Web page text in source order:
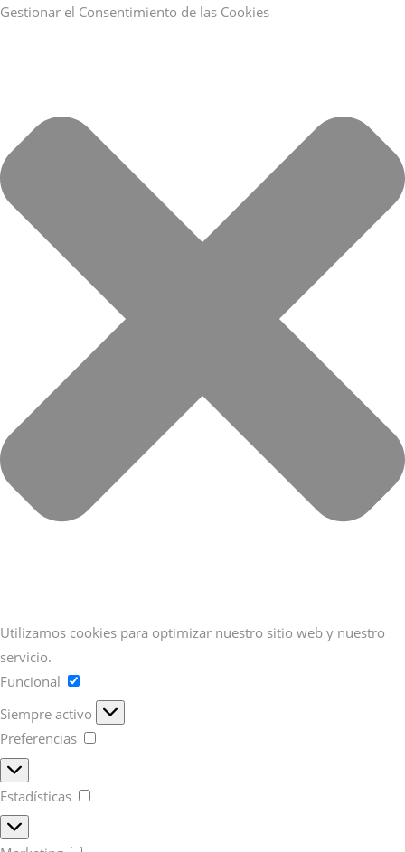
Gestionar el Consentimiento de las Cookies
Utilizamos cookies para optimizar nuestro sitio web y nuestro
servicio.
Funcional
Funcional
Siempre activo
Preferencias
Preferencias
Estadísticas
Estadísticas